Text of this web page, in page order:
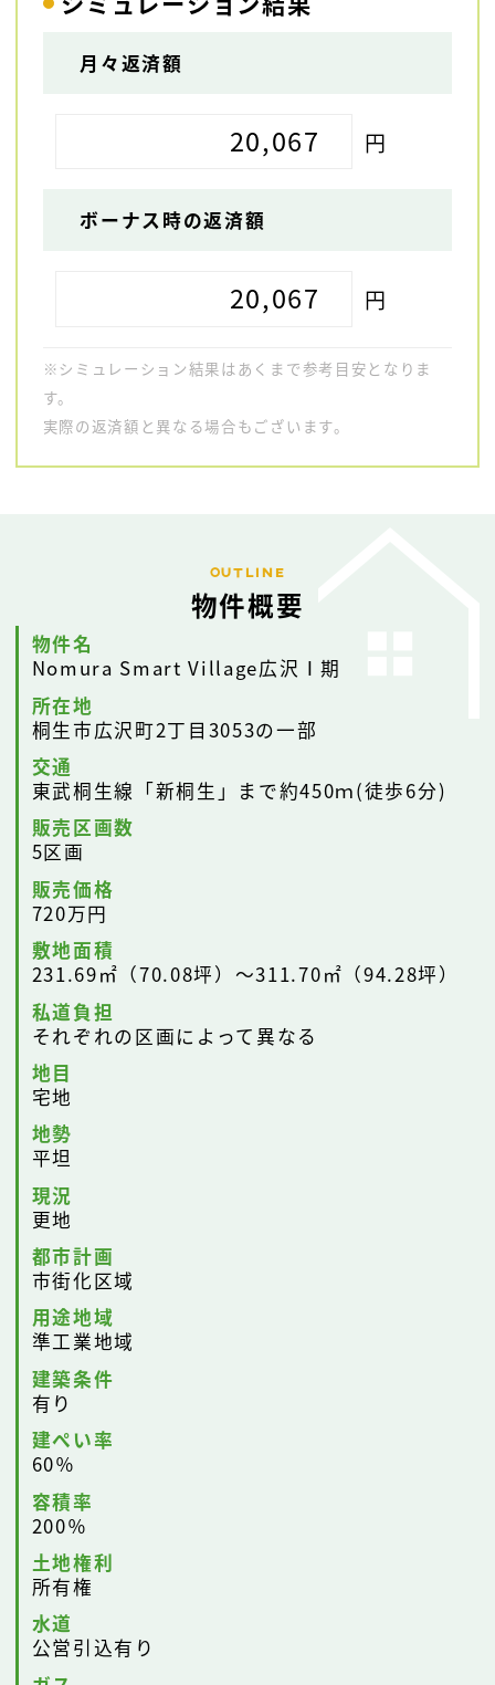
月々返済額
20,067 円
ボーナス時の返済額
20,067 円
※シミュレーション結果はあくまで参考目安となりま
す。
実際の返済額と異なる場合もございます。
OUTLINE
物件概要
物件名
Nomura Smart Village広沢Ⅰ期
所在地
桐生市広沢町2丁目3053の一部
交通
東武桐生線「新桐生」まで約450ｍ(徒歩6分)
販売区画数
5区画
販売価格
720万円
敷地面積
231.69㎡（70.08坪）～311.70㎡（94.28坪）
私道負担
それぞれの区画によって異なる
地目
宅地
地勢
平坦
現況
更地
都市計画
市街化区域
用途地域
準工業地域
建築条件
有り
建ぺい率
60％
容積率
200％
土地権利
所有権
水道
公営引込有り